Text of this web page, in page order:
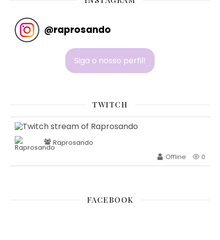
@raprosando
Siga o nosso perfil!
TWITCH
Raprosando
Offline
0
FACEBOOK